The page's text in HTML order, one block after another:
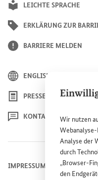
Wir nutzen
Analyse der
durch
„Browser-
den
LEICHTE SPRACHE
ERKLÄRUNG ZUR
BARRIERE MELDEN
ENGLISH
PRESSE
KONTAKT
IMPRESSUM